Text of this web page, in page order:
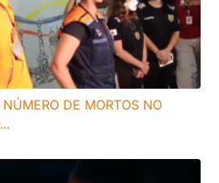
DE MORTOS NO